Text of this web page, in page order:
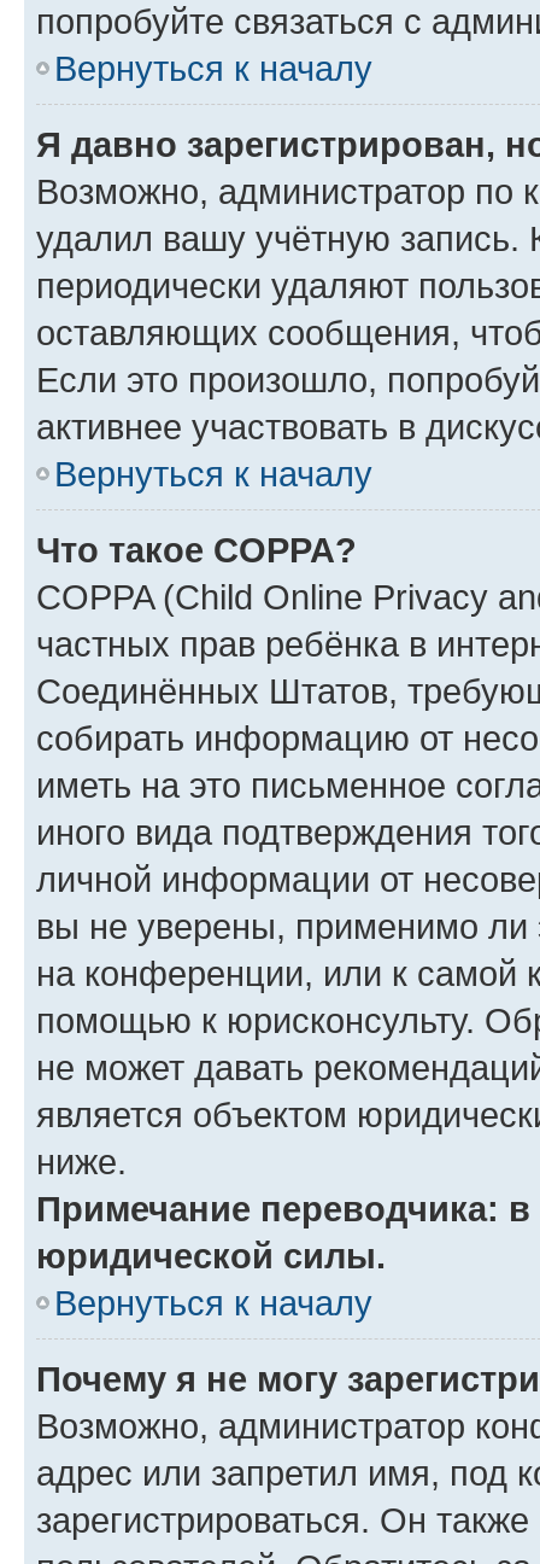
попробуйте связаться с
Вернуться к началу
Я давно зарегистрирован,
Возможно, администратор по
удалил вашу учётную запись.
периодически удаляют
оставляющих сообщения,
Если это произошло,
активнее участвовать в
Вернуться к началу
Что такое COPPA?
COPPA (Child Online Privacy
частных прав ребёнка в
Соединённых Штатов,
собирать информацию от
иметь на это письменное
иного вида подтверждения
личной информации от
вы не уверены, применимо ли
на конференции, или к самой
помощью к юрисконсульту.
не может давать
является объектом
ниже.
Примечание переводчика:
юридической силы.
Вернуться к началу
Почему я не могу
Возможно, администратор
адрес или запретил имя, под
зарегистрироваться. Он